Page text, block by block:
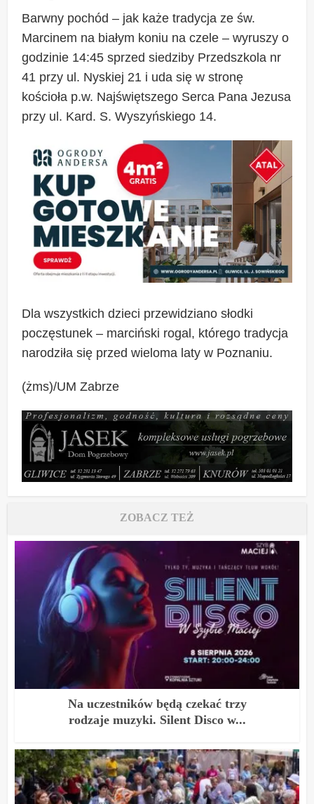
Barwny pochód – jak każe tradycja ze św.
Marcinem na białym koniu na czele – wyruszy o
godzinie 14:45 sprzed siedziby Przedszkola nr
41 przy ul. Nyskiej 21 i uda się w stronę
kościoła p.w. Najświętszego Serca Pana Jezusa
przy ul. Kard. S. Wyszyńskiego 14.
Dla wszystkich dzieci przewidziano słodki
poczęstunek – marciński rogal, którego tradycja
narodziła się przed wieloma laty w Poznaniu.
(żms)/UM Zabrze
ZOBACZ TEŻ
Na uczestników będą czekać trzy
rodzaje muzyki. Silent Disco w...